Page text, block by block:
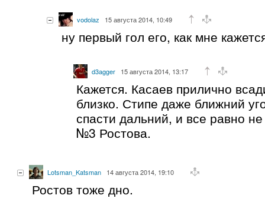
vodolaz 15 августа 2014, 10:49
ну первый гол его, как мне
d3agger 15 августа 2014, 13:17
Кажется. Касаев прилично
близко. Стипе даже ближний
спасти дальний, и все равно
№3 Ростова.
Lotsman_Katsman 14 августа 2014, 19:10
Ростов тоже дно.